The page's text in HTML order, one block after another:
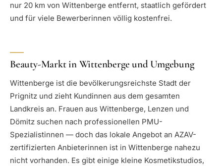
nur 20 km von Wittenberge entfernt, staatlich gefördert
und für viele Bewerberinnen völlig kostenfrei.
Beauty-Markt in Wittenberge und Umgebung
Wittenberge ist die bevölkerungsreichste Stadt der
Prignitz und zieht Kundinnen aus dem gesamten
Landkreis an. Frauen aus Wittenberge, Lenzen und
Dömitz suchen nach professionellen PMU-
Spezialistinnen — doch das lokale Angebot an AZAV-
zertifizierten Anbieterinnen ist in Wittenberge nahezu
nicht vorhanden. Es gibt einige kleine Kosmetikstudios,